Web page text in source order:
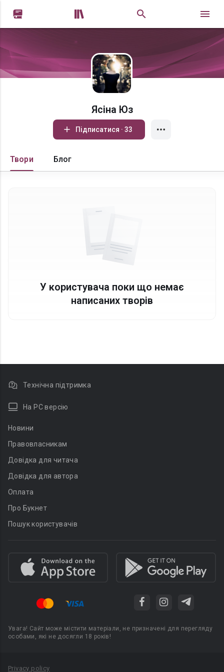
 
Ясіна Юз
Підписатися · 33
Твори Блог
У користувача поки що немає
написаних творів
Технічна підтримка
На PC версію
Новини
Правовласникам
Довідка для читача
Довідка для автора
Оплата
Про Букнет
Пошук користувачів
Увага! Сайт може містити матеріали, не призначені для перегляду
особами, які не досягли 18 років!
Privacy policy